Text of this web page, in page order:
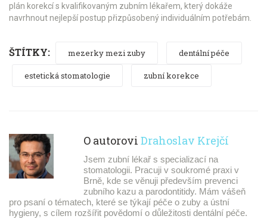
plán korekcí s kvalifikovaným zubním lékařem, který dokáže
navrhnout nejlepší postup přizpůsobený individuálním potřebám.
ŠTÍTKY: mezerky mezi zuby dentální péče
estetická stomatologie zubní korekce
O autorovi Drahoslav Krejčí
Jsem zubní lékař s specializací na
stomatologii. Pracuji v soukromé praxi v
Brně, kde se věnuji především prevenci
zubního kazu a parodontitidy. Mám vášeň
pro psaní o tématech, které se týkají péče o zuby a ústní
hygieny, s cílem rozšířit povědomí o důležitosti dentální péče.